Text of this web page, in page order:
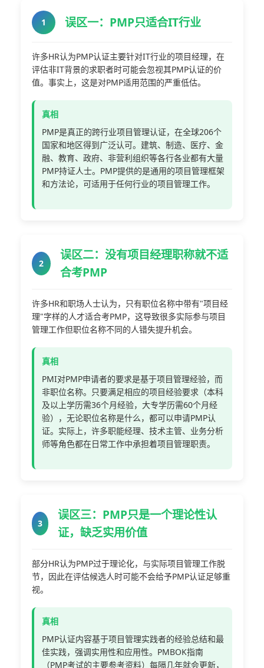
1 误区一：PMP只适合IT行业
许多HR认为PMP认证主要针对IT行业的项目经理，在
评估非IT背景的求职者时可能会忽视其PMP认证的价
值。事实上，这是对PMP适用范围的严重低估。
真相
PMP是真正的跨行业项目管理认证，在全球206个
国家和地区得到广泛认可。建筑、制造、医疗、金
融、教育、政府、非营利组织等各行各业都有大量
PMP持证人士。PMP提供的是通用的项目管理框架
和方法论，可适用于任何行业的项目管理工作。
2
误区二：没有项目经理职称就不适
合考PMP
许多HR和职场人士认为，只有职位名称中带有"项目经
理"字样的人才适合考PMP，这导致很多实际参与项目
管理工作但职位名称不同的人错失提升机会。
真相
PMI对PMP申请者的要求是基于项目管理经验，而
非职位名称。只要满足相应的项目经验要求（本科
及以上学历需36个月经验，大专学历需60个月经
验），无论职位名称是什么，都可以申请PMP认
证。实际上，许多职能经理、技术主管、业务分析
师等角色都在日常工作中承担着项目管理职责。
3
误区三：PMP只是一个理论性认
证，缺乏实用价值
部分HR认为PMP过于理论化，与实际项目管理工作脱
节，因此在评估候选人时可能不会给予PMP认证足够重
视。
真相
PMP认证内容基于项目管理实践者的经验总结和最
佳实践，强调实用性和应用性。PMBOK指南
（PMP考试的主要参考资料）每隔几年就会更新，